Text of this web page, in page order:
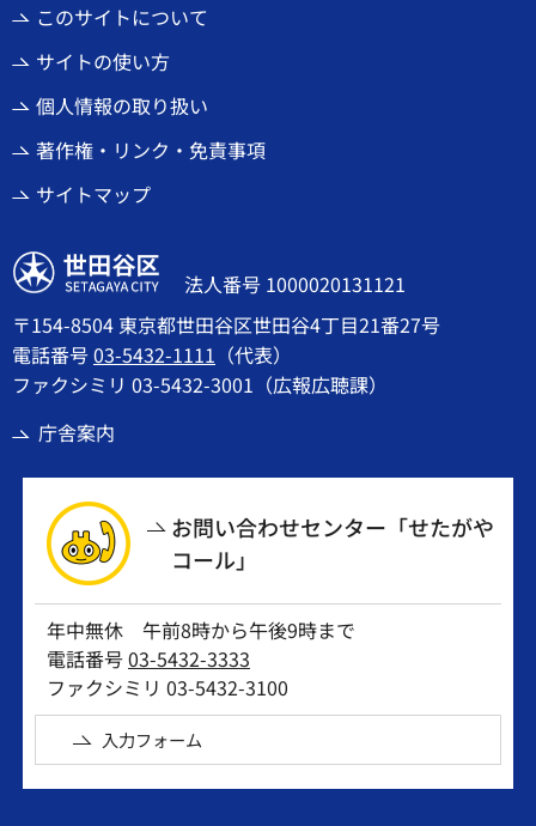
このサイトについて
サイトの使い方
個人情報の取り扱い
著作権・リンク・免責事項
サイトマップ
世田谷区
法人番号 1000020131121
〒154-8504 東京都世田谷区世田谷4丁目21番27号
電話番号03-5432-1111 （代表）
ファクシミリ 03-5432-3001（広報広聴課）
庁舎案内
お問い合わせセンター「せたがや
コール」
年中無休 午前8時から午後9時まで
電話番号03-5432-3333
ファクシミリ 03-5432-3100
入力フォーム